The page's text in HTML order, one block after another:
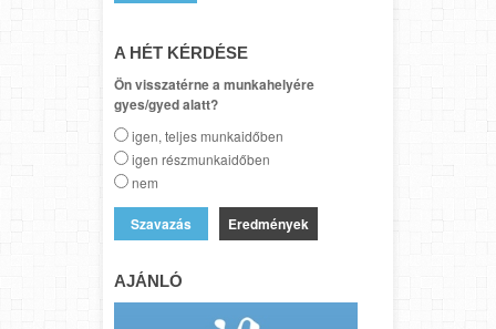
A HÉT KÉRDÉSE
Ön visszatérne a munkahelyére
gyes/gyed alatt?
igen, teljes munkaidőben
igen részmunkaidőben
nem
Eredmények
AJÁNLÓ